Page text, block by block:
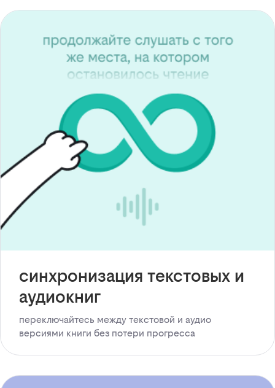
синхронизация текстовых и
аудиокниг
переключайтесь между текстовой и аудио
версиями книги без потери прогресса